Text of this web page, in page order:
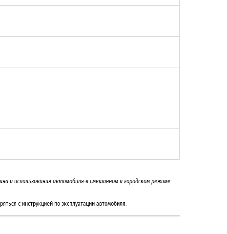
и использования автомобиля в смешанном и городском режиме
с инструкцией по эксплуатации автомобиля.